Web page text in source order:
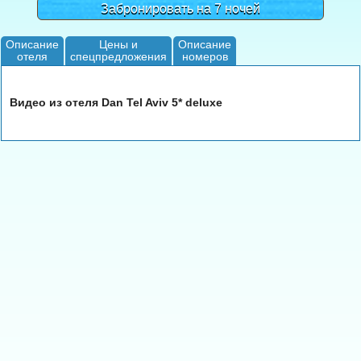
Забронировать на 7 ночей
Описание
отеля
Цены и
спецпредложения
Описание
номеров
Видео из отеля Dan Tel Aviv 5* deluxe